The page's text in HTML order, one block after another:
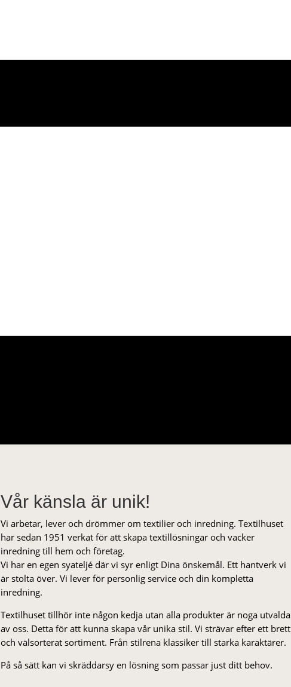
Vår känsla är unik!
Vi arbetar, lever och drömmer om textilier och inredning. Textilhuset
har sedan 1951 verkat för att skapa textillösningar och vacker
inredning till hem och företag.
Vi har en egen syateljé där vi syr enligt Dina önskemål. Ett hantverk vi
är stolta över. Vi lever för personlig service och din kompletta
inredning.
Textilhuset tillhör inte någon kedja utan alla produkter är noga utvalda
av oss. Detta för att kunna skapa vår unika stil. Vi strä­var efter ett brett
och välsorterat sor­ti­ment. Från stil­rena klas­siker till starka karaktärer.
På så sätt kan vi skräddarsy en lösning som passar just ditt behov.